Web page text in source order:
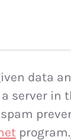
data
server in
program.